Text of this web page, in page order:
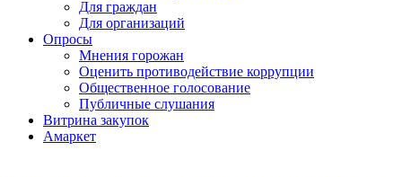
Для граждан
Для организаций
Опросы
Мнения горожан
Оценить противодействие коррупции
Общественное голосование
Публичные слушания
Витрина закупок
Амаркет